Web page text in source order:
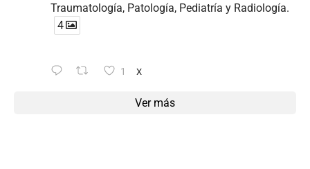
Traumatología, Patología, Pediatría y Radiología.
4
1 X
Ver más